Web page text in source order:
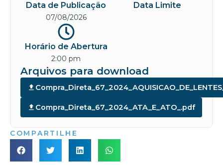
Data de Publicação
07/08/2026
Data Limite
Horário de Abertura
2:00 pm
Arquivos para download
Compra_Direta_67_2024_ATA_E_ATO_.pdf
COMPARTILHE